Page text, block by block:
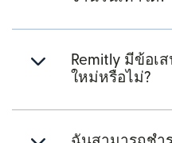
Remitly มีข้อเ
ใหม่หรือไม่?